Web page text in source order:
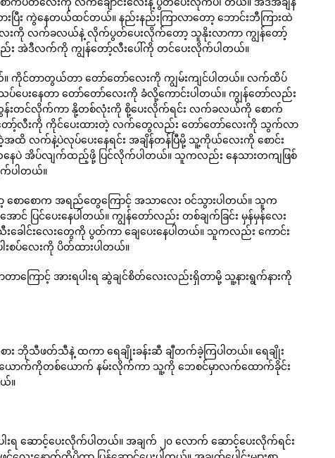
ပြီး ကွဲနေတယ်ထင်တယ်။ နည်းနည်းကြာလာတော့ ဘောင်းဘီကြားထဲ
းကို လက်ခလယ်နဲ့ လိုက်ပွတ်ပေးလိုက်တော့ သူနိုးလာကာ ကျွန်တော့်
း အဲဒီလက်ကို ကျွန်တော့်လီးပေါ်ကို တင်ပေးလိုက်ပါတယ်။
င်တာတွယ်တာ တော်တော်လေးကို ကျွမ်းကျင်ပါတယ်။ လက်ထိပ်
ပ်ပေးနေတာ တော်တော်လေးကို ခံလို့ကောင်းပါတယ်။ ကျွန်တော်လည်း
းတင်လိုက်ကာ နို့တစ်လုံးကို စို့ပေးလိုက်ရင်း လက်ခလယ်ကို စောက်
ော့်လီးကို ကိုင်ပေးထားတဲ့ လက်တွေလည်း တော်တော်လေးကို သွက်လာ
ထိ လက်နဲ့ပဲလုပ်ပေးနေရင်း အချိန်တန်ပြီမို့ သူ့ကိုယ်လေးကို စောင်း
နေပဲ အိပ်လျက်ထည့်ဖို့ ပြင်လိုက်ပါတယ်။ သူကလည်း နေသားတကျဖြစ်
ပါတယ်။
ောစောက အရည်တွေကြောင့် အသာလေး ဝင်သွားပါတယ်။ သူက
င် ပြင်ပေးနေပါတယ်။ ကျွန်တော်လည်း တစ်ချက်ခြင်း မှန်မှန်လေး
ါင်းလေးတွေကို ပွတ်ကာ ချေပေးနေပါတယ်။ သူကလည်း ကောင်း
ပ်လေးကို ပိတ်ထားပါတယ်။
ာကြောင့် အားရပါးရ ဆွဲချင်စိတ်လေးလည်းရှိတာမို့ သူ့နားရွက်နားကို
ဘိုသီဖတ်သီနဲ့ ထကာ ရေချိုးခန်းဆီ ချီတက်ခဲ့ကြပါတယ်။ ရေချိုး
စ်ယောက်ကိုတစ်ယောက် နမ်းလိုက်ကာ သူ့ကို ဘေစင်မှာလက်ထောက်ခိုင်း
။
းရ ဆောင့်ပေးလိုက်ပါတယ်။ အချက် ၂၀ လောက် ဆောင့်ပေးလိုက်ရင်း